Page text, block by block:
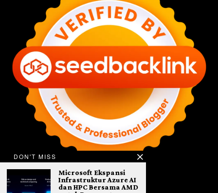
DON'T MISS
Microsoft Ekspansi
Infrastruktur Azure AI
dan HPC Bersama AMD